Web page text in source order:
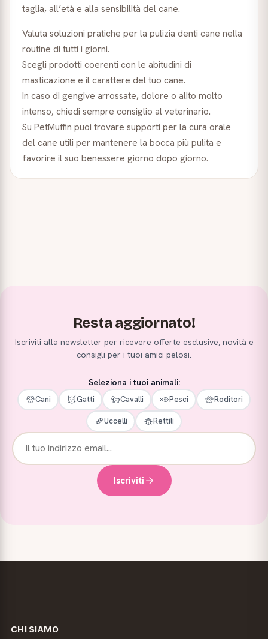
taglia, all’età e alla sensibilità del cane.
Valuta soluzioni pratiche per la pulizia denti cane nella
routine di tutti i giorni.
Scegli prodotti coerenti con le abitudini di
masticazione e il carattere del tuo cane.
In caso di gengive arrossate, dolore o alito molto
intenso, chiedi sempre consiglio al veterinario.
Su PetMuffin puoi trovare supporti per la cura orale
del cane utili per mantenere la bocca più pulita e
favorire il suo benessere giorno dopo giorno.
Resta aggiornato!
Iscriviti alla newsletter per ricevere offerte esclusive, novità e
consigli per i tuoi amici pelosi.
Seleziona i tuoi animali:
Cani Gatti Cavalli Pesci Roditori
Uccelli Rettili
Iscriviti
CHI SIAMO